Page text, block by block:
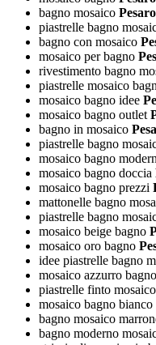
bagno mosaico Pesaro
piastrelle bagno
bagno con mosaico
mosaico per bagno
rivestimento bagno
piastrelle mosaico
mosaico bagno idee
mosaico bagno outlet
bagno in mosaico
piastrelle bagno
mosaico bagno
mosaico bagno doccia
mosaico bagno prezzi
mattonelle bagno
piastrelle bagno
mosaico beige bagno
mosaico oro bagno
idee piastrelle bagno
mosaico azzurro bagno
piastrelle finto
mosaico bagno bianco
bagno mosaico
bagno moderno